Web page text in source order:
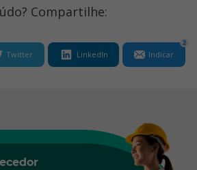
Compartilhe:
Twitter LinkedIn Indicar
2